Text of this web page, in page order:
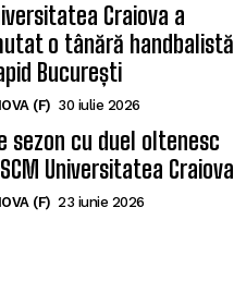
Craiova a
o tânără handbalistă
București
(F) 30 iulie 2026
sezon cu duel oltenesc
Universitatea Craiova
(F) 23 iunie 2026